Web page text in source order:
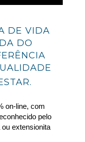
DE VIDA
DO
on-line, com
pelo
extensionita